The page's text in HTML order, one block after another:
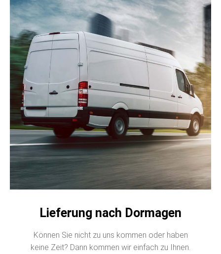
Lieferung nach Dormagen
Können Sie nicht zu uns kommen oder haben
keine Zeit? Dann kommen wir einfach zu Ihnen.